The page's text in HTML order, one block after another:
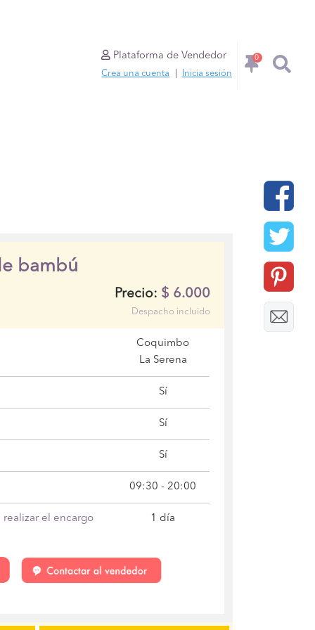
Plataforma de Vendedor
Crea una cuenta Inicia sesión
0
bambú
Precio: $ 6.000
Despacho incluido
Coquimbo
La Serena
Sí
Sí
Sí
09:30 - 20:00
el encargo 1 día